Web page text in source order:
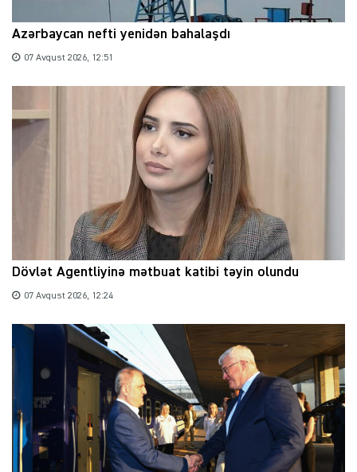
Azərbaycan nefti yenidən bahalaşdı
07 Avqust 2026, 12:51
Dövlət Agentliyinə mətbuat katibi təyin olundu
07 Avqust 2026, 12:24